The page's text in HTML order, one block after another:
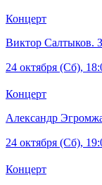
Концерт
Виктор Салтыков.
24 октября (Сб),
Концерт
Александр
24 октября (Сб),
Концерт